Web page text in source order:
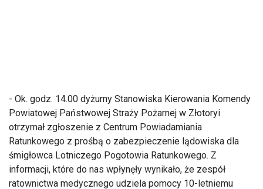
- Ok. godz. 14.00 dyżurny Stanowiska Kierowania Komendy
Powiatowej Państwowej Straży Pożarnej w Złotoryi
otrzymał zgłoszenie z Centrum Powiadamiania
Ratunkowego z prośbą o zabezpieczenie lądowiska dla
śmigłowca Lotniczego Pogotowia Ratunkowego. Z
informacji, które do nas wpłynęły wynikało, że zespół
ratownictwa medycznego udziela pomocy 10-letniemu